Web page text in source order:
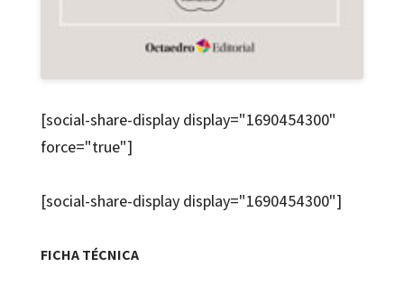
[social-share-display display="1690454300"
force="true"]
[social-share-display display="1690454300"]
FICHA TÉCNICA